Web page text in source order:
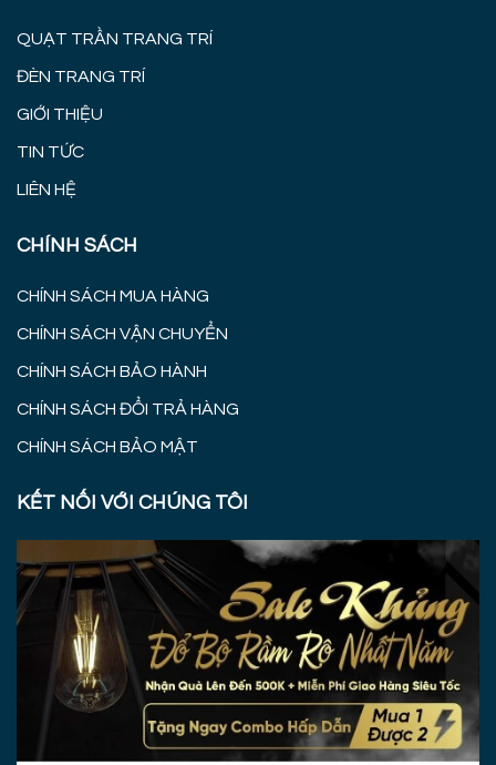
QUẠT TRẦN TRANG TRÍ
ĐÈN TRANG TRÍ
GIỚI THIỆU
TIN TỨC
LIÊN HỆ
CHÍNH SÁCH
CHÍNH SÁCH MUA HÀNG
CHÍNH SÁCH VẬN CHUYỂN
CHÍNH SÁCH BẢO HÀNH
CHÍNH SÁCH ĐỔI TRẢ HÀNG
CHÍNH SÁCH BẢO MẬT
KẾT NỐI VỚI CHÚNG TÔI